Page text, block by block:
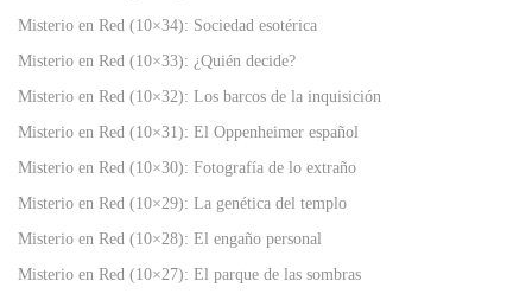
Misterio en Red (10×34): Sociedad esotérica
Misterio en Red (10×33): ¿Quién decide?
Misterio en Red (10×32): Los barcos de la inquisición
Misterio en Red (10×31): El Oppenheimer español
Misterio en Red (10×30): Fotografía de lo extraño
Misterio en Red (10×29): La genética del templo
Misterio en Red (10×28): El engaño personal
Misterio en Red (10×27): El parque de las sombras